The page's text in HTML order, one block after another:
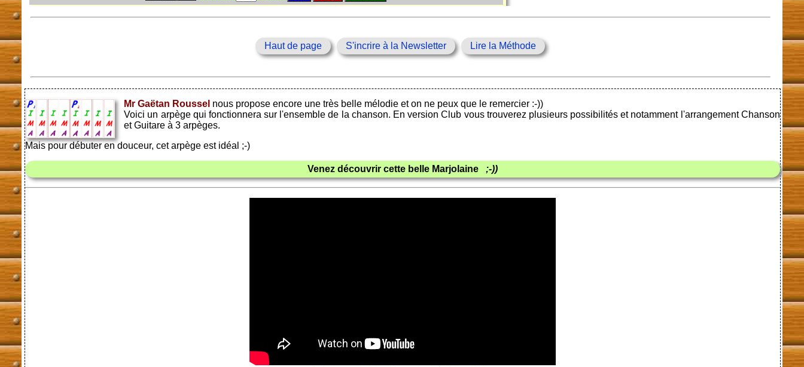
Haut de page S'incrire à la Newsletter Lire la Méthode
Mr Gaëtan Roussel nous propose encore une très belle mélodie et on ne peux que le remercier :-))
Voici un arpège qui fonctionnera sur l'ensemble de la chanson. En version Club vous trouverez plusieurs possibilités et notamment l'arrangement Chanson
et Guitare à 3 arpèges.
Mais pour débuter en douceur, cet arpège est idéal ;-)
Venez découvrir cette belle Marjolaine ;-))